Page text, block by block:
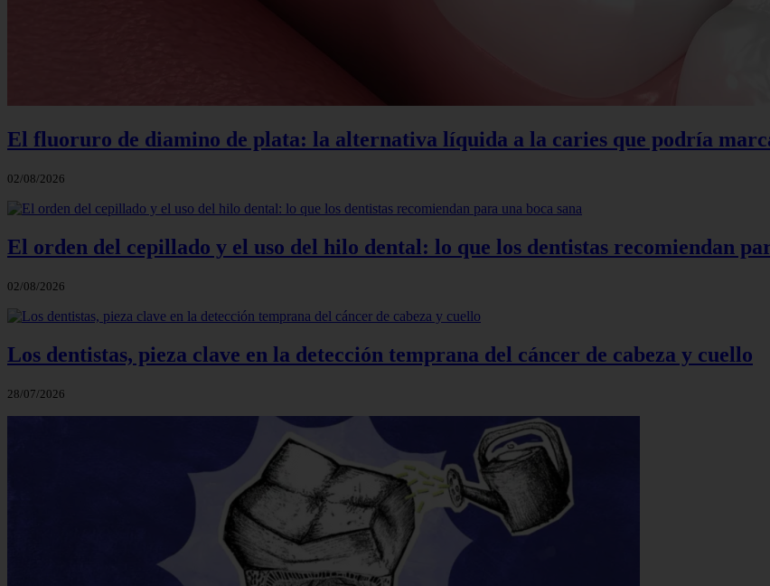
El fluoruro de diamino de plata: la alternativa líquida a la caries que podría
02/08/2026
El orden del cepillado y el uso del hilo dental: lo que los dentistas recomiendan
02/08/2026
Los dentistas, pieza clave en la detección temprana del cáncer de cabeza y cuello
28/07/2026